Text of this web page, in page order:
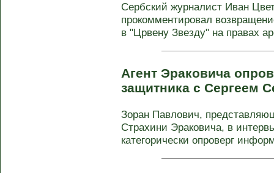
Сербский журналист Иван
прокомментировал
в "Црвену Звезду" на правах
Агент Эраковича
защитника с Сергеем
Зоран Павлович,
Страхини Эраковича, в
категорически опроверг